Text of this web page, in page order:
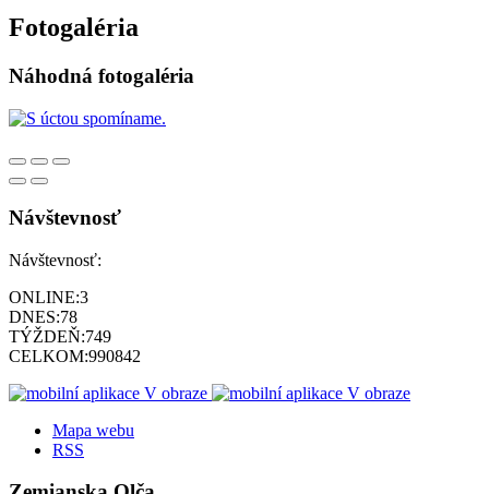
Fotogaléria
Náhodná fotogaléria
Návštevnosť
Návštevnosť:
ONLINE:3
DNES:78
TÝŽDEŇ:749
CELKOM:990842
Mapa webu
RSS